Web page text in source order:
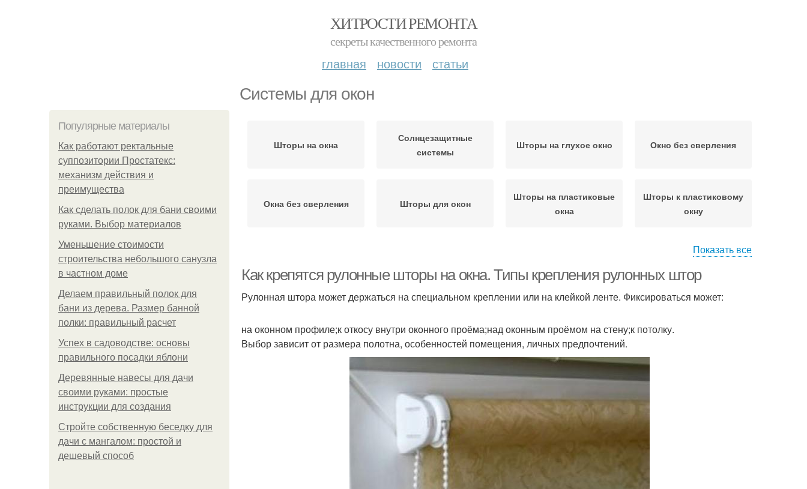
ХИТРОСТИ РЕМОНТА
секреты качественного ремонта
главная новости статьи
Системы для окон
Популярные материалы
Как работают ректальные
суппозитории Простатекс:
механизм действия и
преимущества
Как сделать полок для бани своими
руками. Выбор материалов
Уменьшение стоимости
строительства небольшого санузла
в частном доме
Делаем правильный полок для
бани из дерева. Размер банной
полки: правильный расчет
Успех в садоводстве: основы
правильного посадки яблони
Деревянные навесы для дачи
своими руками: простые
инструкции для создания
Стройте собственную беседку для
дачи с мангалом: простой и
дешевый способ
Шторы на окна
Солнцезащитные
системы
Шторы на глухое окно Окно без сверления
Окна без сверления Шторы для окон
Шторы на пластиковые
окна
Шторы к пластиковому
окну
пластиковых окон
Показать все
Как крепятся рулонные шторы на окна. Типы крепления рулонных штор
Рулонная штора может держаться на специальном креплении или на клейкой ленте. Фиксироваться может:
на оконном профиле;к откосу внутри оконного проёма;над оконным проёмом на стену;к потолку.
Выбор зависит от размера полотна, особенностей помещения, личных предпочтений.